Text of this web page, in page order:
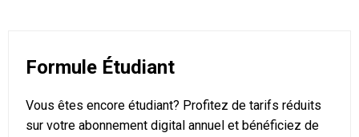
Formule Étudiant
Vous êtes encore étudiant? Profitez de tarifs réduits
sur votre abonnement digital annuel et bénéficiez de